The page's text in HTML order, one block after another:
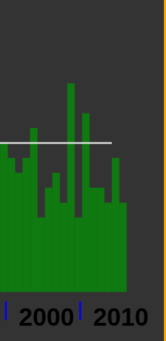
2000 2010